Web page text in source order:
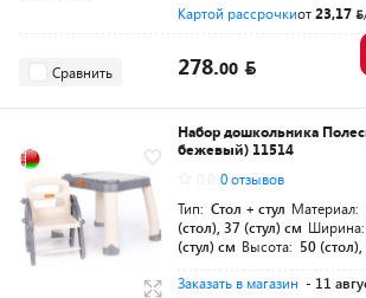
Картой рассрочкиот23,17
Сравнить 278.00
Набор дошкольника
бежевый) 11514
0 отзывов
Тип: Стол + стул Материал:
(стол), 37 (стул) см Ширина:
(стул) см Высота: 50
Заказать в магазин - 11